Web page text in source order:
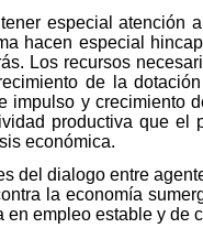
especial atención
hacen especial
Los recursos
de la
y crecimiento
productiva que el
económica.
del dialogo entre
la economía
empleo estable y de